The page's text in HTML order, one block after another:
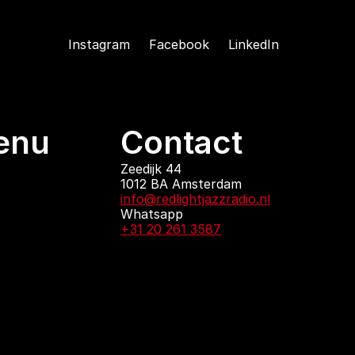
Instagram Facebook LinkedIn
Contact
Zeedijk 44
1012 BA Amsterdam
info@redlightjazzradio.nl
Whatsapp
+31 20 261 3587